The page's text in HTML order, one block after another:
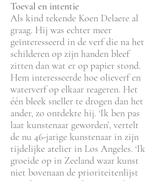
Toeval en intentie
Als kind tekende Koen Delaere al
graag. Hij was echter meer
geïnteresseerd in de verf die na het
schilderen op zijn handen bleef
zitten dan wat er op papier stond.
Hem interesseerde hoe olieverf en
waterverf op elkaar reageren. Het
één bleek sneller te drogen dan het
ander, zo ontdekte hij. ‘Ik ben pas
laat kunstenaar geworden’, vertelt
de nu 46-jarige kunstenaar in zijn
tijdelijke atelier in Los Angeles. ‘Ik
groeide op in Zeeland waar kunst
niet bovenaan de prioriteitenlijst